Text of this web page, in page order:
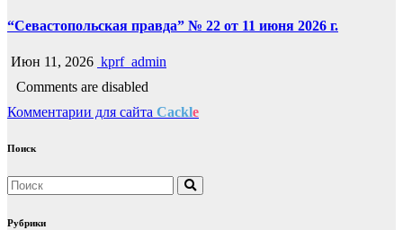
“Севастопольская правда” № 22 от 11 июня 2026 г.
Июн 11, 2026 kprf_admin
Comments are disabled
Комментарии для сайта Cackle
Поиск
Рубрики